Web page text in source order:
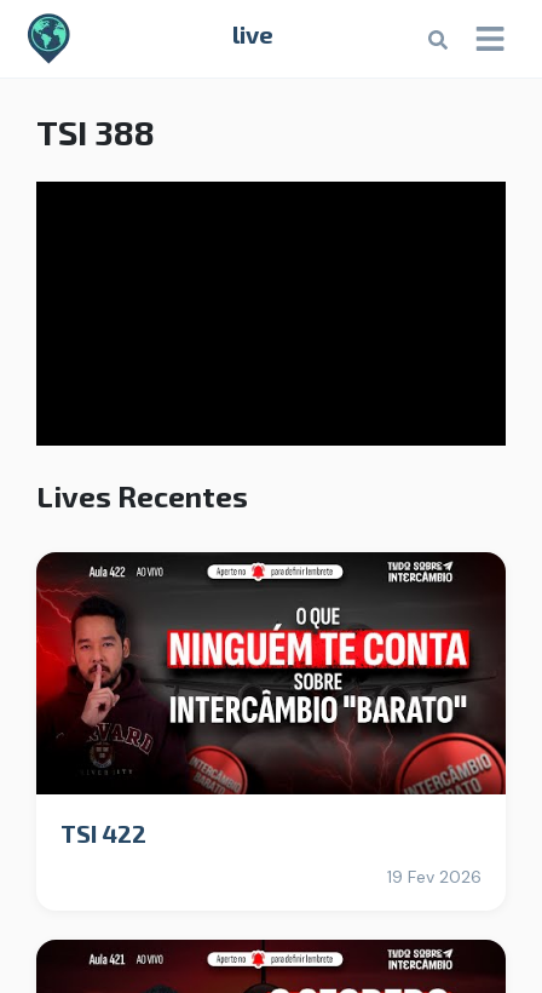
live
TSI 388
Lives Recentes
TSI 422
19 Fev 2026